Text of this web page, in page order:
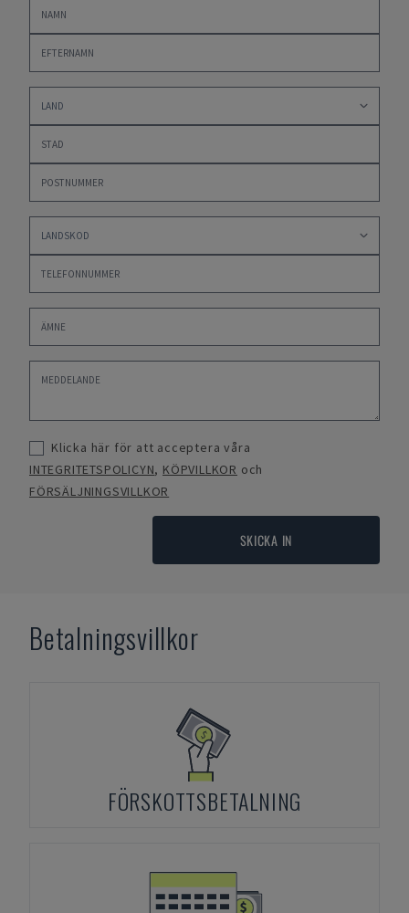
Klicka här för att acceptera våra
INTEGRITETSPOLICYN, KÖPVILLKOR och
FÖRSÄLJNINGSVILLKOR
SKICKA IN
Betalningsvillkor
FÖRSKOTTSBETALNING